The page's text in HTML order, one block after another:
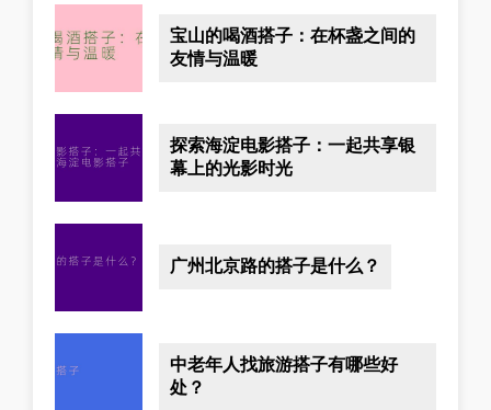
宝山的喝酒搭子：在杯盏之间的
友情与温暖
探索海淀电影搭子：一起共享银
幕上的光影时光
广州北京路的搭子是什么？
中老年人找旅游搭子有哪些好
处？